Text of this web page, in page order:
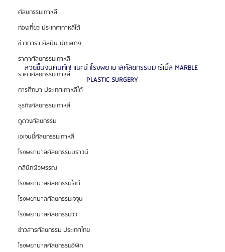
ศัลยกรรมเกาหลี
ท่องเที่ยว ประเทศเกาหลีใต้
ข่าวดารา ศิลปิน นักแสดง
ราคาศัลยกรรมเกาหลี
ราคาศัลยกรรมเกาหลี
การศึกษา ประเทศเกาหลีใต้
ธุรกิจศัลยกรรมเกาหลี
ดูดวงศัลยกรรม
เอเจนซี่ศัลยกรรมเกาหลี
โรงพยาบาลศัลยกรรมบราวน์
คลินิกผิวพรรณ
โรงพยาบาลศัลยกรรมไอดี
โรงพยาบาลศัลยกรรมเจจุน
โรงพยาบาลศัลยกรรมวิว
ข่าวสารศัลยกรรม ประเทศไทย
โรงพยาบาลศัลยกรรมอีพิก
สวยขึ้นจนคนทัก! แนะนำโรงพยาบาลศัลยกรรมมาร์เบิ้ล MARBLE
PLASTIC SURGERY